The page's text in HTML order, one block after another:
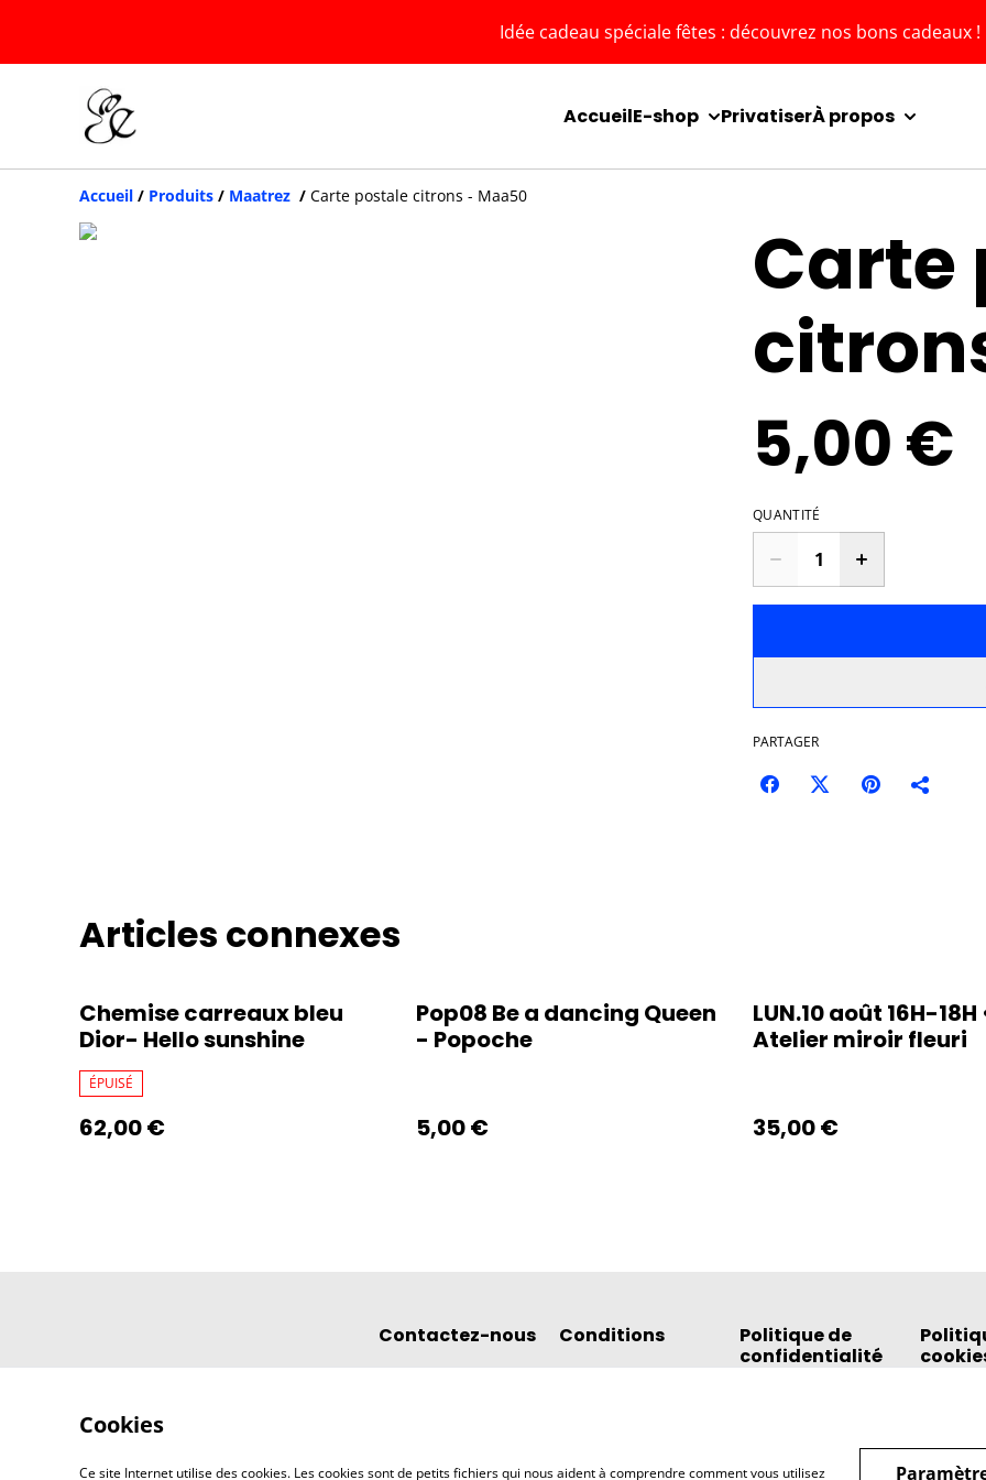
Idée cadeau spéciale fêtes : découvrez nos bons cadeaux !
AccueilE-shop PrivatiserÀ propos
Accueil / Produits / Maatrez / Carte postale citrons - Maa50
Carte
5,00 €
QUANTITÉ
PARTAGER
Articles connexes
Chemise carreaux bleu
Dior- Hello sunshine
ÉPUISÉ
62,00 €
Pop08 Be a dancing Queen
- Popoche
5,00 €
LUN.10 août 16H-18H
Atelier miroir fleuri
35,00 €
Contactez-nous Conditions
Politique de
confidentialité
Cookies
Ce site Internet utilise des cookies. Les cookies sont de petits fichiers qui nous aident à comprendre comment vous utilisez